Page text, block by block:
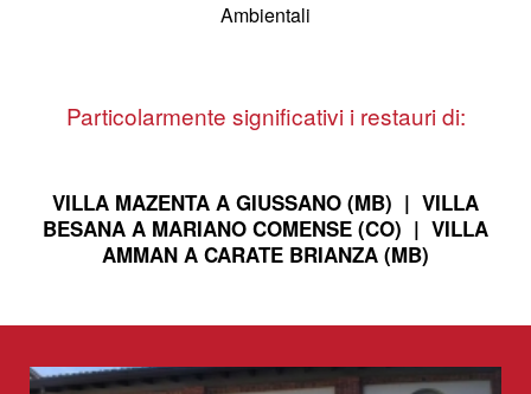
Ambientali
Particolarmente significativi i restauri di:
VILLA MAZENTA A GIUSSANO (MB) | VILLA
BESANA A MARIANO COMENSE (CO) | VILLA
AMMAN A CARATE BRIANZA (MB)